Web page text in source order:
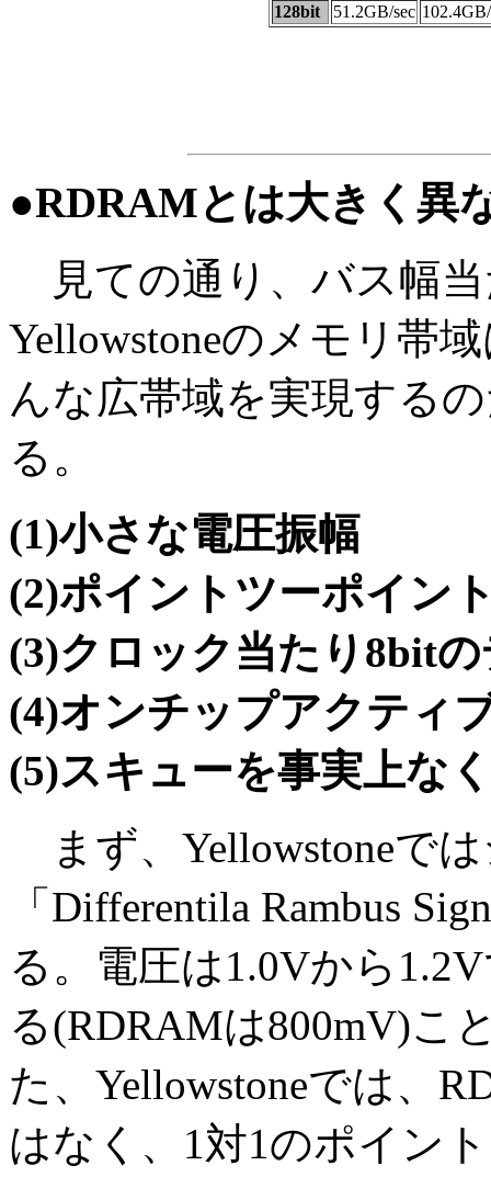
128bit
51.2GB/sec
●RDRAMとは大きく異
見ての通り、バス幅
Yellowstoneのメモリ帯
んな広帯域を実現する
る。
(1)小さな電圧振幅
(2)ポイントツーポイン
(3)クロック当たり8bit
(4)オンチップアクティ
(5)スキューを事実上な
まず、Yellowstoneで
「Differentila Rambus
る。電圧は1.0Vから
る(RDRAMは800mV)こ
た、Yellowstoneでは、
はなく、1対1のポイン